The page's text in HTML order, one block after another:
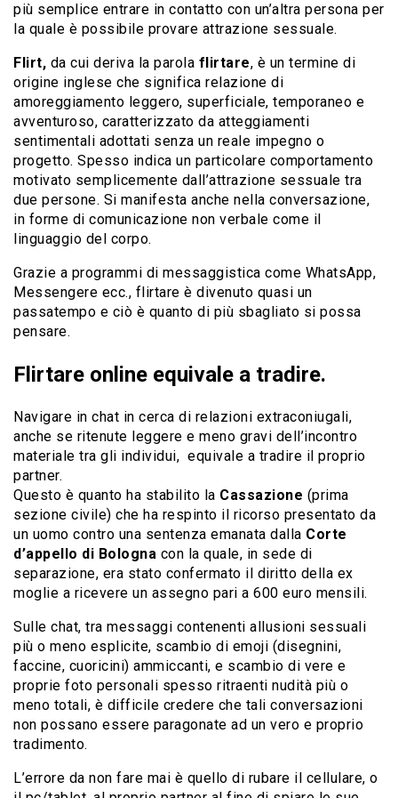
più semplice entrare in contatto con un’altra persona per
la quale è possibile provare attrazione sessuale.
Flirt, da cui deriva la parola flirtare, è un termine di
origine inglese che significa relazione di
amoreggiamento leggero, superficiale, temporaneo e
avventuroso, caratterizzato da atteggiamenti
sentimentali adottati senza un reale impegno o
progetto. Spesso indica un particolare comportamento
motivato semplicemente dall’attrazione sessuale tra
due persone. Si manifesta anche nella conversazione,
in forme di comunicazione non verbale come il
linguaggio del corpo.
Grazie a programmi di messaggistica come WhatsApp,
Messengere ecc., flirtare è divenuto quasi un
passatempo e ciò è quanto di più sbagliato si possa
pensare.
Flirtare online equivale a tradire.
Navigare in chat in cerca di relazioni extraconiugali,
anche se ritenute leggere e meno gravi dell’incontro
materiale tra gli individui, equivale a tradire il proprio
partner.
Questo è quanto ha stabilito la Cassazione (prima
sezione civile) che ha respinto il ricorso presentato da
un uomo contro una sentenza emanata dalla Corte
d’appello di Bologna con la quale, in sede di
separazione, era stato confermato il diritto della ex
moglie a ricevere un assegno pari a 600 euro mensili.
Sulle chat, tra messaggi contenenti allusioni sessuali
più o meno esplicite, scambio di emoji (disegnini,
faccine, cuoricini) ammiccanti, e scambio di vere e
proprie foto personali spesso ritraenti nudità più o
meno totali, è difficile credere che tali conversazioni
non possano essere paragonate ad un vero e proprio
tradimento.
L’errore da non fare mai è quello di rubare il cellulare, o